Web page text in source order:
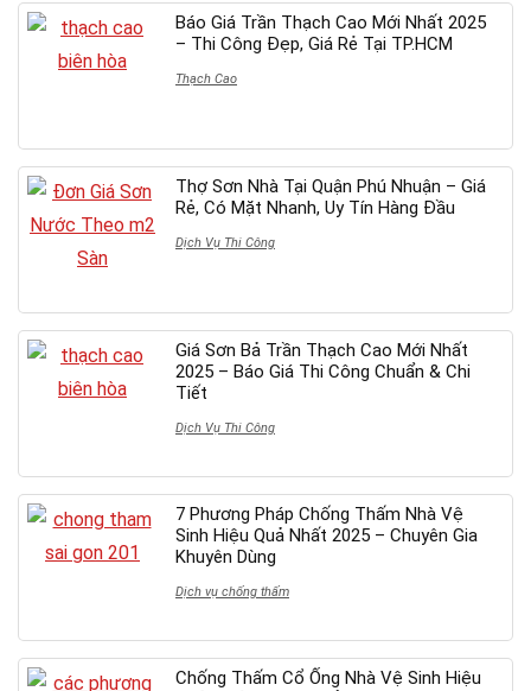
Báo Giá Trần Thạch Cao Mới Nhất 2025
– Thi Công Đẹp, Giá Rẻ Tại TP.HCM
Thạch Cao
Thợ Sơn Nhà Tại Quận Phú Nhuận – Giá
Rẻ, Có Mặt Nhanh, Uy Tín Hàng Đầu
Dịch Vụ Thi Công
Giá Sơn Bả Trần Thạch Cao Mới Nhất
2025 – Báo Giá Thi Công Chuẩn & Chi
Tiết
Dịch Vụ Thi Công
7 Phương Pháp Chống Thấm Nhà Vệ
Sinh Hiệu Quả Nhất 2025 – Chuyên Gia
Khuyên Dùng
Dịch vụ chống thấm
Chống Thấm Cổ Ống Nhà Vệ Sinh Hiệu